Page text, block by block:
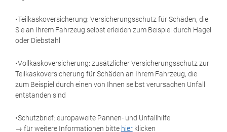
•Teilkaskoversicherung: Versicherungsschutz für Schäden, die
Sie an Ihrem Fahrzeug selbst erleiden zum Beispiel durch Hagel
oder Diebstahl
•Vollkaskoversicherung: zusätzlicher Versicherungsschutz zur
Teilkaskoversicherung für Schäden an Ihrem Fahrzeug, die
zum Beispiel durch einen von Ihnen selbst verursachen Unfall
entstanden sind
•Schutzbrief: europaweite Pannen- und Unfallhilfe
→ für weitere Informationen bitte hierklicken